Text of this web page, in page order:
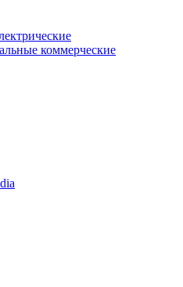
коммерческие